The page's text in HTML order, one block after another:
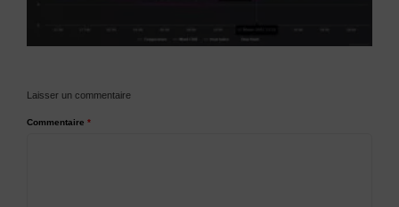
Laisser un commentaire
Commentaire *